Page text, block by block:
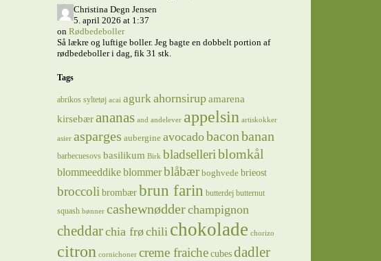
Christina Degn Jensen
5. april 2026 at 1:37
on Rødbedeboller
Så lækre og luftige boller. Jeg bagte en dobbelt portion af
rødbedeboller i dag, fik 31 stk.
Tags
abrikos syltetøj acai agurkahornsirup amarena
kirsebær ananas and andelever appelsin artiskokker
asier asparges aubergine avocadobaconbanan
barbecuesovs basilikum Birk bladselleriblomkål
blommeeddikeblommerblåbær boghvede brieost
broccoli brombær brun farin butterdej butternut
squash bønner cashewnødderchampignon
cheddarchia frøchili chokolade chorizo
citron cornichoner creme fraiche cubes dadler